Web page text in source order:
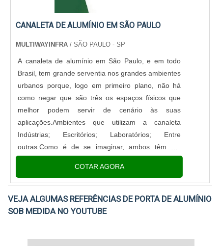
CANALETA DE ALUMÍNIO EM SÃO PAULO
MULTIWAYINFRA / SÃO PAULO - SP
A canaleta de alumínio em São Paulo, e em todo
Brasil, tem grande serventia nos grandes ambientes
urbanos porque, logo em primeiro plano, não há
como negar que são três os espaços físicos que
melhor podem servir de cenário às suas
aplicações.Ambientes que utilizam a canaleta
Indústrias; Escritórios; Laboratórios; Entre
outras.Como é de se imaginar, ambos têm em
comum a fixação mercadológica consolidada em
grandes centros – como é o tradicional caso da
capital paulista.Já no que diz respeit.
COTAR AGORA
VEJA ALGUMAS REFERÊNCIAS DE PORTA DE ALUMÍNIO
SOB MEDIDA NO YOUTUBE